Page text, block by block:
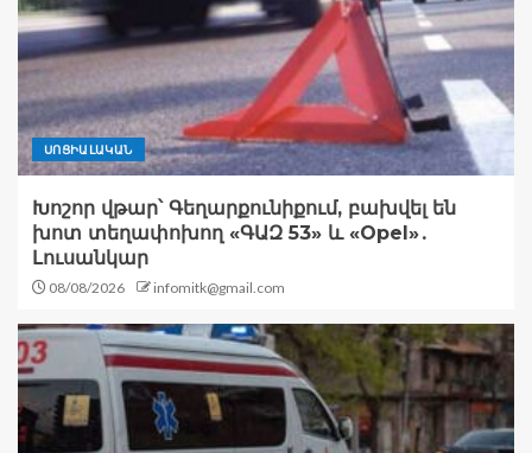
ՍՈՑԻԱԼԱԿԱՆ
Խոշոր վթար՝ Գեղարքունիքում, բախվել են
խոտ տեղափոխող «ԳԱԶ 53» և «Opel»․
Լուսանկար
08/08/2026 infomitk@gmail.com